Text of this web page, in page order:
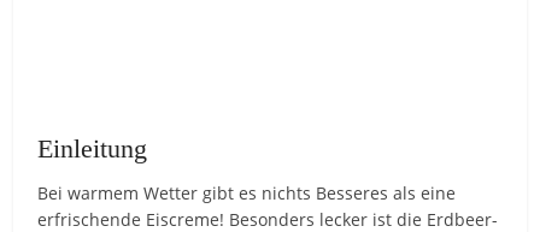
Einleitung
Bei warmem Wetter gibt es nichts Besseres als eine
erfrischende Eiscreme! Besonders lecker ist die Erdbeer-